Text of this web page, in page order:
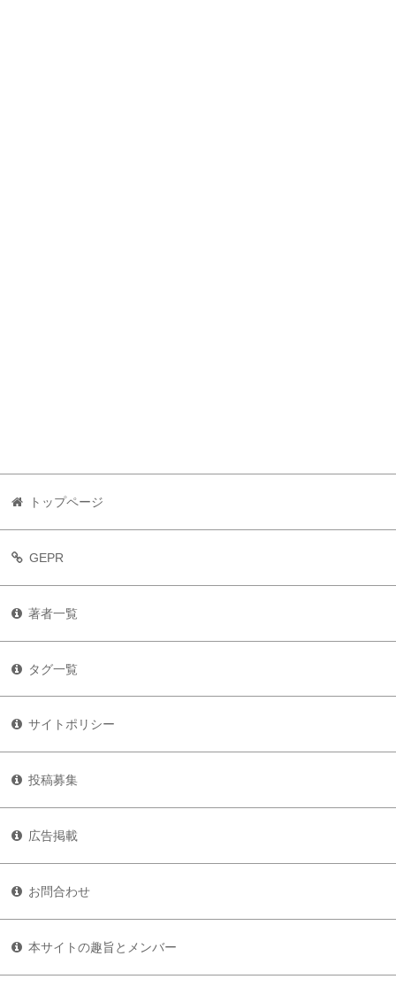
トップページ
GEPR
著者一覧
タグ一覧
サイトポリシー
投稿募集
広告掲載
お問合わせ
本サイトの趣旨とメンバー